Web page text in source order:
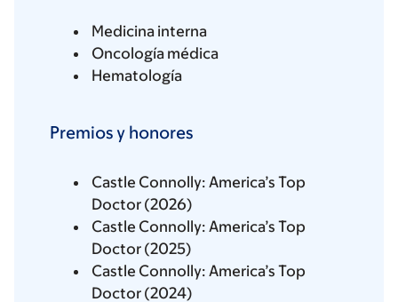
Medicina interna
Oncología médica
Hematología
Premios y honores
Castle Connolly: America’s Top
Doctor (2026)
Castle Connolly: America’s Top
Doctor (2025)
Castle Connolly: America’s Top
Doctor (2024)